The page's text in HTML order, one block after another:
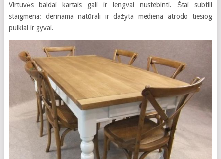
Virtuvės baldai kartais gali ir lengvai nustebinti. Štai subtili
staigmena: derinama natūrali ir dažyta mediena atrodo tiesiog
puikiai ir gyvai.